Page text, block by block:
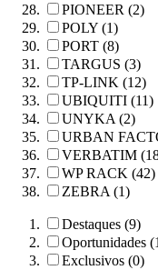
PIONEER (2)
POLY (1)
PORT (8)
TARGUS (3)
TP-LINK (12)
UBIQUITI (11)
UNYKA (2)
URBAN
VERBATIM
WP RACK (42)
ZEBRA (1)
Destaques (9)
Oportunidades
Exclusivos (0)